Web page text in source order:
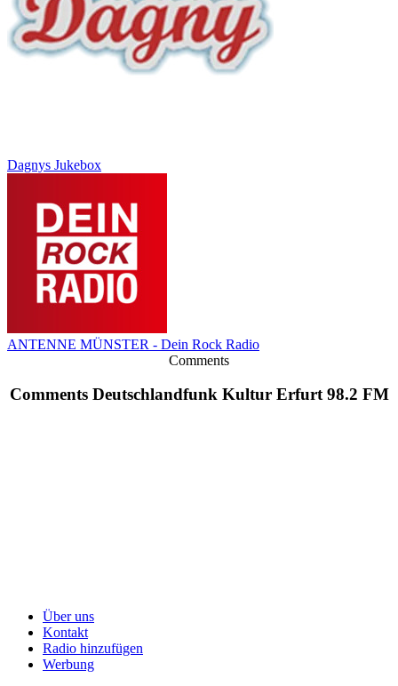
Dagnys Jukebox
ANTENNE MÜNSTER - Dein Rock Radio
Comments
Comments Deutschlandfunk Kultur Erfurt 98.2 FM
Über uns
Kontakt
Radio hinzufügen
Werbung